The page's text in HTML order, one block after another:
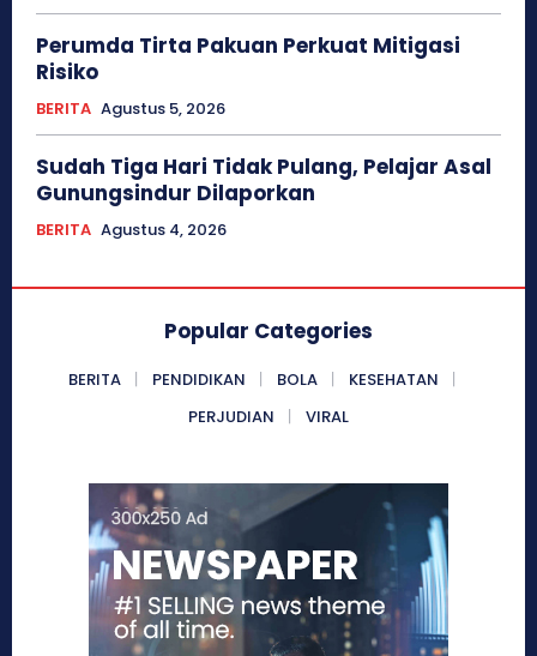
Perumda Tirta Pakuan Perkuat Mitigasi
Risiko
BERITA Agustus 5, 2026
Sudah Tiga Hari Tidak Pulang, Pelajar Asal
Gunungsindur Dilaporkan
BERITA Agustus 4, 2026
Popular Categories
BERITA PENDIDIKAN BOLA
KESEHATAN
PERJUDIAN
VIRAL